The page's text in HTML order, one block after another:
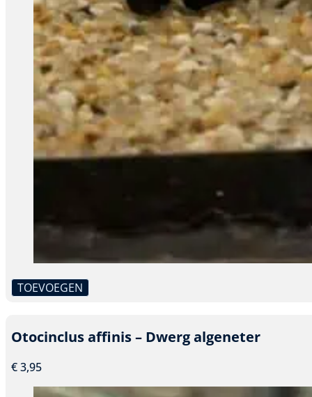
TOEVOEGEN
Dit
heeft
meerdere
variaties.
Otocinclus affinis – Dwerg algeneter
€3,95